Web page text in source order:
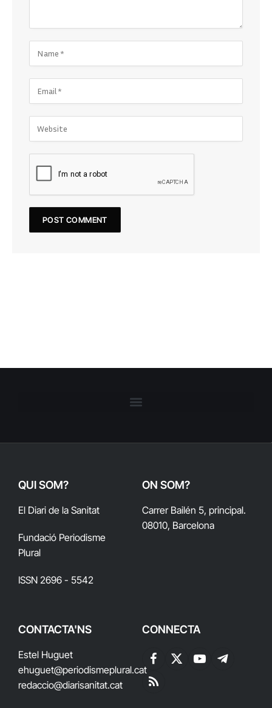
QUI SOM?
El Diari de la Sanitat
Fundació Periodisme
Plural
ISSN 2696 - 5542
ON SOM?
Carrer Bailén 5, principal.
08010, Barcelona
CONTACTA'NS
Estel Huguet
ehuguet@periodismeplural.cat
redaccio@diarisanitat.cat
CONNECTA
Facebook
X
YouTubeTelegram
RSS